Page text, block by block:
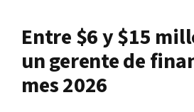
Entre $6 y $15
un gerente de
mes 2026